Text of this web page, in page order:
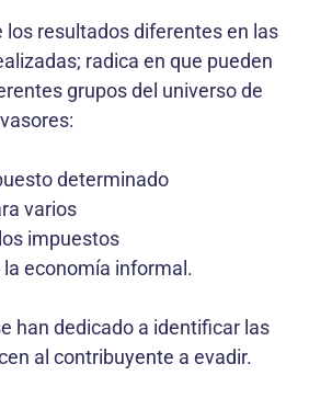
los resultados diferentes en las
radica en que pueden
grupos del universo de
determinado
varios
impuestos
la economía informal.
han dedicado a identificar las
al contribuyente a evadir.